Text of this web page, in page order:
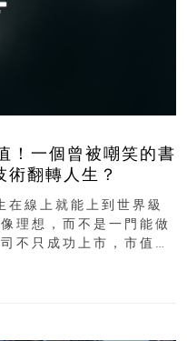
！一個曾被嘲笑的書
翻轉人生？
線上就能上到世界級
理想，而不是一門能做
不只成功上市，市值更